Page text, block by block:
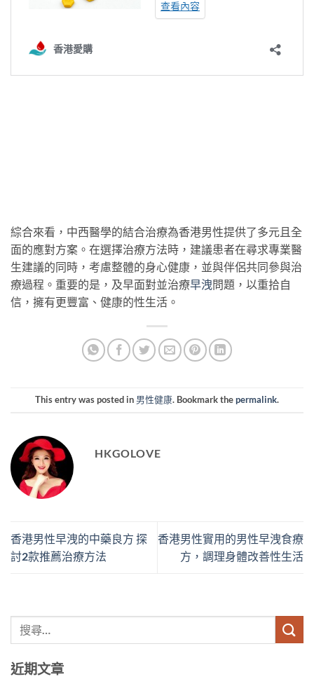
綜合來看，中西醫學的結合治療為香港男性提供了多元且全
面的應對方案。在選擇治療方法時，建議患者在尋求專業醫
生建議的同時，考慮整體的身心健康，並與伴侶共同參與治
療過程。重要的是，及早面對並治療早洩問題，以重拾自
信，擁有更豐富、健康的性生活。
This entry was posted in 男性健康. Bookmark thepermalink.
HKGOLOVE
香港男性早洩的中藥良方 探
討2款推薦治療方法
香港男性實用的男性早洩食療
方，調理身體改善性生活
近期文章